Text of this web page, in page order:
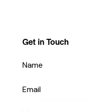
Get in Touch